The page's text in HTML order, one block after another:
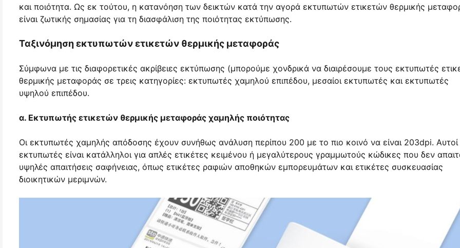
και ποιότητα. Ως εκ τούτου, η κατανόηση των δεικτών κατά την αγορά εκτυπωτών ετικετών θερμικής
είναι ζωτικής σημασίας για τη διασφάλιση της ποιότητας εκτύπωσης.
Ταξινόμηση εκτυπωτών ετικετών θερμικής μεταφοράς
Σύμφωνα με τις διαφορετικές ακρίβειες εκτύπωσης (μπορούμε χονδρικά να διαιρέσουμε τους εκτυπωτές
θερμικής μεταφοράς σε τρεις κατηγορίες: εκτυπωτές χαμηλού επιπέδου, μεσαίοι εκτυπωτές και εκτυπωτές
υψηλού επιπέδου.
α. Εκτυπωτής ετικετών θερμικής μεταφοράς χαμηλής ποιότητας
Οι εκτυπωτές χαμηλής απόδοσης έχουν συνήθως ανάλυση περίπου 200 με το πιο κοινό να είναι 203dpi. Αυτοί
εκτυπωτές είναι κατάλληλοι για απλές ετικέτες κειμένου ή μεγαλύτερους γραμμωτούς κώδικες που δεν
υψηλές απαιτήσεις σαφήνειας, όπως ετικέτες ραφιών αποθηκών εμπορευμάτων και ετικέτες συσκευασίας
διοικητικών μεριμνών.